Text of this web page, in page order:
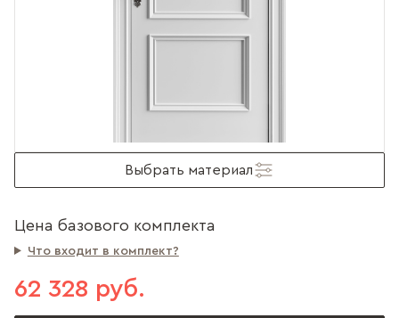
Выбрать материал
Цена базового комплекта
Что входит в комплект?
62 328 руб.